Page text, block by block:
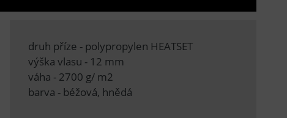
druh příze - polypropylen HEATSET
výška vlasu - 12 mm
váha - 2700 g/ m2
barva - béžová, hnědá